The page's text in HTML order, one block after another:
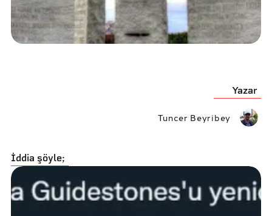
Yazar
Tuncer Beyribey
İddia şöyle;